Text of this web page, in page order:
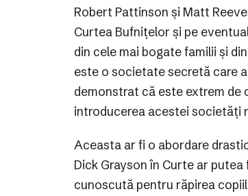
Robert Pattinson și Matt
Curtea Bufnițelor și pe
din cele mai bogate familii și
este o societate secretă care
demonstrat că este extrem de
introducerea acestei societăți
Aceasta ar fi o abordare
Dick Grayson în Curte ar
cunoscută pentru răpirea